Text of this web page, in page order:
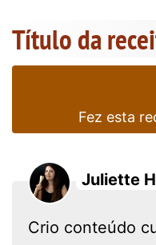
Título da
Fez esta
Juliette
Crio conteúdo